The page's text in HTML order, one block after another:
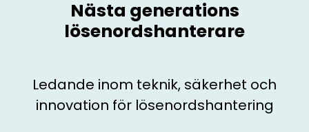
SÄKERHET
Nästa generations
lösenordshanterare
Ledande inom teknik, säkerhet och
innovation för lösenordshantering